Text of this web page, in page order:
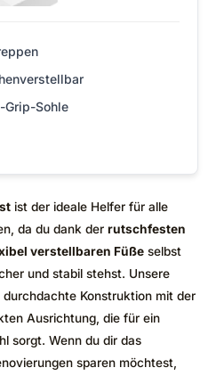
Grip-Sohle
ist der ideale Helfer für alle
da du dank der rutschfesten
verstellbaren Füße selbst
und stabil stehst. Unsere
durchdachte Konstruktion mit der
Ausrichtung, die für ein
sorgt. Wenn du dir das
sparen möchtest,